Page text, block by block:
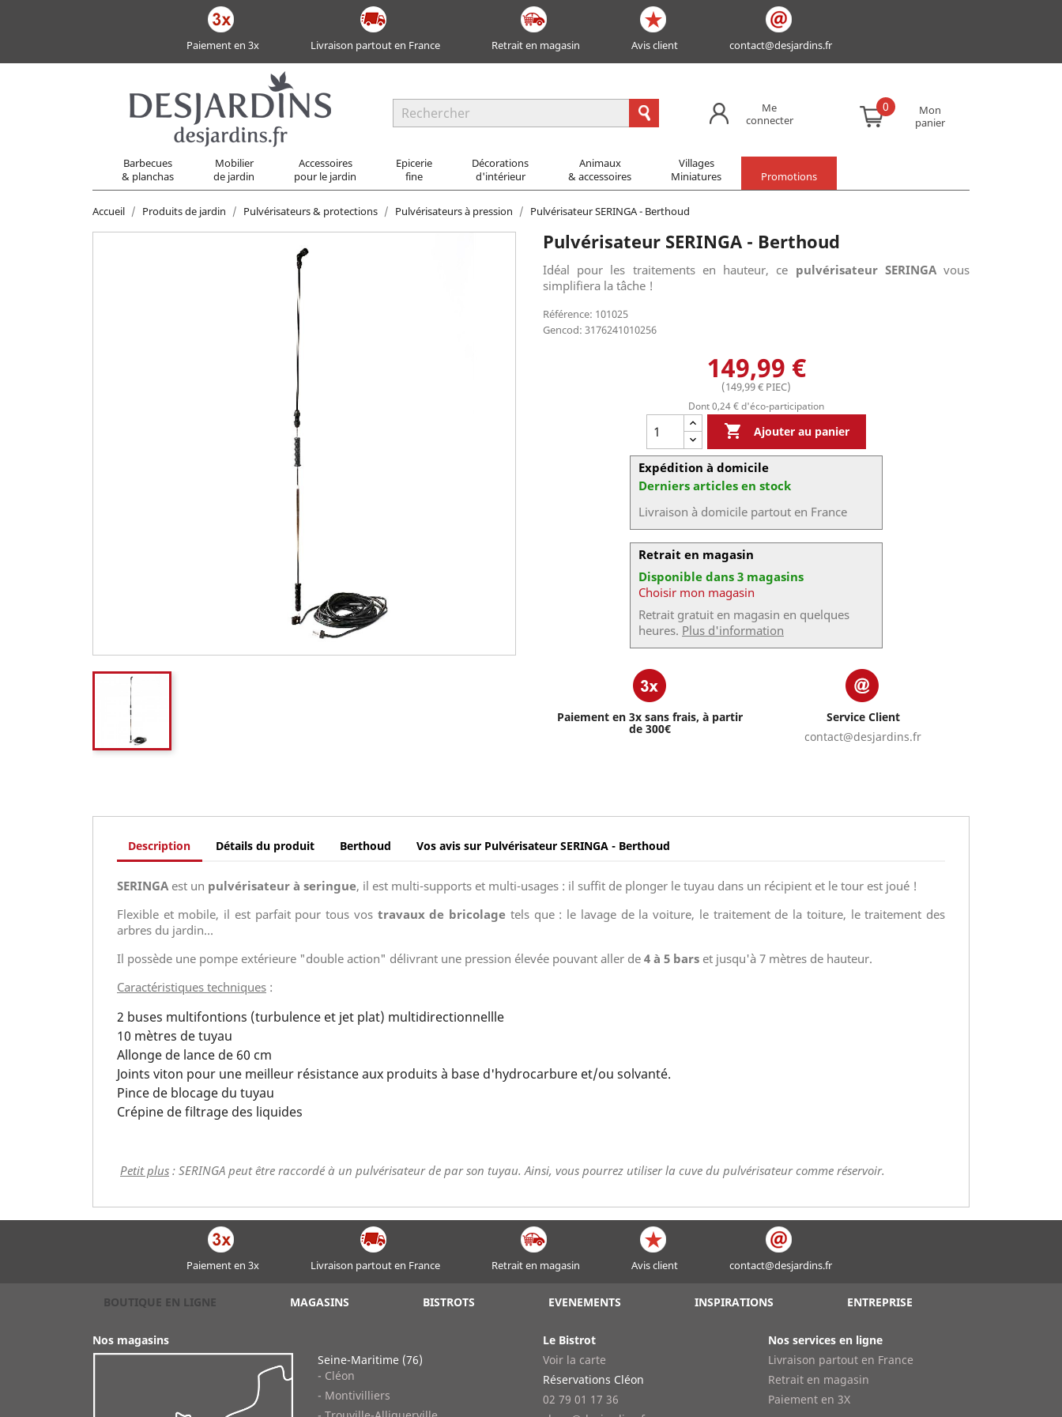
Paiement en 3x Livraison partout en France Retrait en magasin Avis client contact@desjardins.fr
Me
connecter
0
Mon
panier
Barbecues
& planchas
Mobilier
de jardin
Accessoires
pour le jardin
Epicerie
fine
Décorations
d'intérieur
Animaux
& accessoires
Villages
Miniatures
Promotions
Accueil Produits de jardin Pulvérisateurs & protections Pulvérisateurs à pression Pulvérisateur SERINGA - Berthoud
Pulvérisateur SERINGA - Berthoud
Idéal pour les traitements en hauteur, ce pulvérisateur SERINGAvous
simplifiera la tâche !
Référence: 101025
Gencod: 3176241010256
149,99 €
(149,99 € PIEC)
Dont 0,24 € d'éco-participation
 Ajouter au panier
Expédition à domicile
Derniers articles en stock
Livraison à domicile partout en France
Retrait en magasin
Disponible dans 3 magasins
Choisir mon magasin
Retrait gratuit en magasin en quelques
heures. Plus d'information
Paiement en 3x sans frais, à partir
de 300€
Service Client
contact@desjardins.fr
Description Détails du produit Berthoud Vos avis sur Pulvérisateur SERINGA - Berthoud
SERINGA est un pulvérisateur à seringue, il est multi-supports et multi-usages : il suffit de plonger le tuyau dans un récipient et le tour est joué !
Flexible et mobile, il est parfait pour tous vos travaux de bricolage tels que : le lavage de la voiture, le traitement de la toiture, le traitement des
arbres du jardin...
Il possède une pompe extérieure "double action" délivrant une pression élevée pouvant aller de 4 à 5 bars et jusqu'à 7 mètres de hauteur.
Caractéristiques techniques :
2 buses multifontions (turbulence et jet plat) multidirectionnellle
10 mètres de tuyau
Allonge de lance de 60 cm
Joints viton pour une meilleur résistance aux produits à base d'hydrocarbure et/ou solvanté.
Pince de blocage du tuyau
Crépine de filtrage des liquides
Petit plus : SERINGA peut être raccordé à un pulvérisateur de par son tuyau. Ainsi, vous pourrez utiliser la cuve du pulvérisateur comme réservoir.
Paiement en 3x Livraison partout en France Retrait en magasin Avis client contact@desjardins.fr
BOUTIQUE EN LIGNE MAGASINS BISTROTS EVENEMENTS INSPIRATIONS ENTREPRISE
Nos magasins
Seine-Maritime (76)
- Cléon
- Montivilliers
Le Bistrot
Voir la carte
Réservations Cléon
02 79 01 17 36
Nos services en ligne
Livraison partout en France
Retrait en magasin
Paiement en 3X